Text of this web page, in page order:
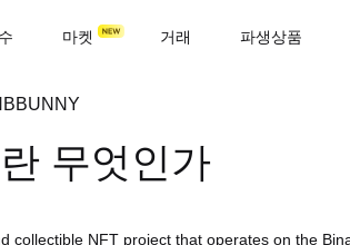
마켓 거래 파생상품
무엇인가
collectible NFT project that operates on the